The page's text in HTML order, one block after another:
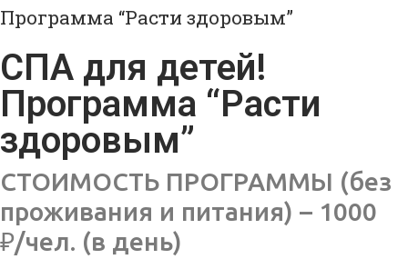
Программа “Расти здоровым”
СПА для детей!
Программа “Расти
здоровым”
СТОИМОСТЬ ПРОГРАММЫ (без
проживания и питания) – 1000
₽/чел. (в день)